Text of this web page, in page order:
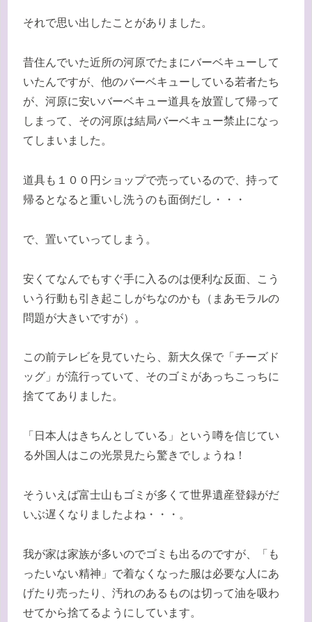
それで思い出したことがありました。
昔住んでいた近所の河原でたまにバーベキューして
いたんですが、他のバーベキューしている若者たち
が、河原に安いバーベキュー道具を放置して帰って
しまって、その河原は結局バーベキュー禁止になっ
てしまいました。
道具も１００円ショップで売っているので、持って
帰るとなると重いし洗うのも面倒だし・・・
で、置いていってしまう。
安くてなんでもすぐ手に入るのは便利な反面、こう
いう行動も引き起こしがちなのかも（まあモラルの
問題が大きいですが）。
この前テレビを見ていたら、新大久保で「チーズド
ッグ」が流行っていて、そのゴミがあっちこっちに
捨ててありました。
「日本人はきちんとしている」という噂を信じてい
る外国人はこの光景見たら驚きでしょうね！
そういえば富士山もゴミが多くて世界遺産登録がだ
いぶ遅くなりましたよね・・・。
我が家は家族が多いのでゴミも出るのですが、「も
ったいない精神」で着なくなった服は必要な人にあ
げたり売ったり、汚れのあるものは切って油を吸わ
せてから捨てるようにしています。